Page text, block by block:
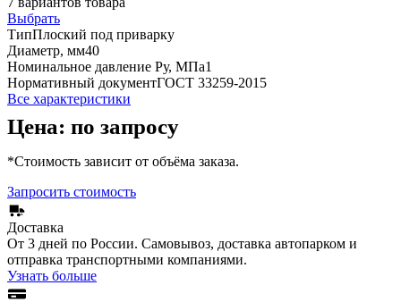
Выбрать
ТипПлоский под приварку
Диаметр, мм40
Номинальное давление Ру, МПа1
Нормативный документГОСТ 33259-2015
Все характеристики
Цена: по запросу
*Стоимость зависит от объёма заказа.
Запросить стоимость
Доставка
От 3 дней по России. Самовывоз, доставка автопарком и
отправка транспортными компаниями.
Узнать больше